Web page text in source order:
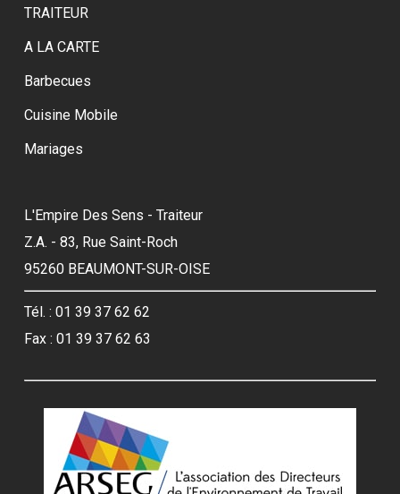
TRAITEUR
A LA CARTE
Barbecues
Cuisine Mobile
Mariages
L'Empire Des Sens - Traiteur
Z.A. - 83, Rue Saint-Roch
95260 BEAUMONT-SUR-OISE
Tél. : 01 39 37 62 62
Fax : 01 39 37 62 63